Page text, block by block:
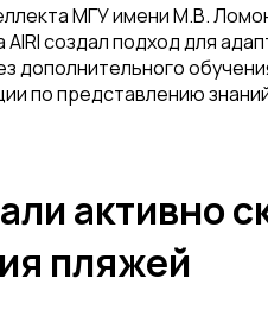
МГУ имени М.В.
AIRI создал подход для
дополнительного
по представлению знаний
активно
пляжей